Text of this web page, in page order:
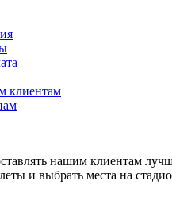
клиентам
нашим клиентам
и выбрать места на